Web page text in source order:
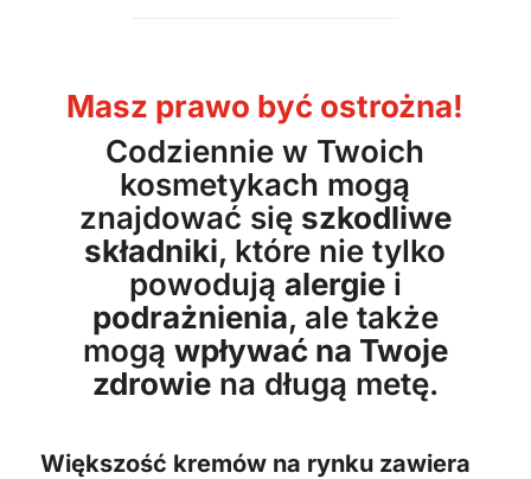
Masz prawo być ostrożna!
Codziennie w Twoich
kosmetykach mogą
znajdować się szkodliwe
składniki, które nie tylko
powodują alergiei
podrażnienia, ale także
mogą wpływać na Twoje
zdrowiena długą metę.
Większość kremów na rynku zawiera